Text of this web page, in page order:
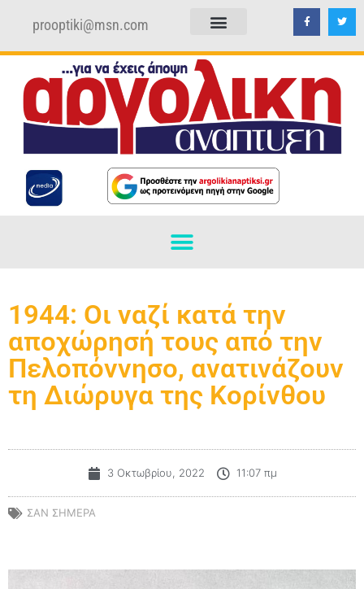
prooptiki@msn.com
1944: Οι ναζί κατά την
αποχώρησή τους από την
Πελοπόννησο, ανατινάζουν
τη Διώρυγα της Κορίνθου
3 Οκτωβρίου, 2022 11:07 πμ
ΣΑΝ ΣΗΜΕΡΑ